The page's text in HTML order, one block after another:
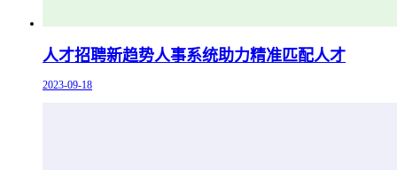
人才招聘新趋势人事系统助力精准匹配人才
2023-09-18